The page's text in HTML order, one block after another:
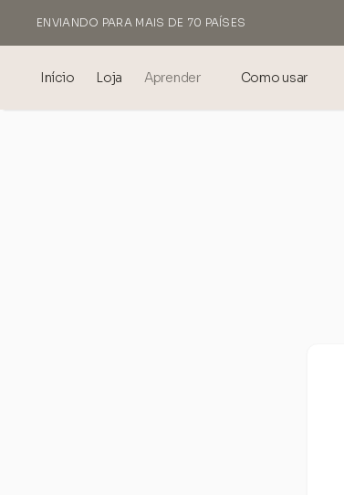
ENVIANDO PARA MAIS DE 70 PAÍSES
Início Loja Aprender Como usar